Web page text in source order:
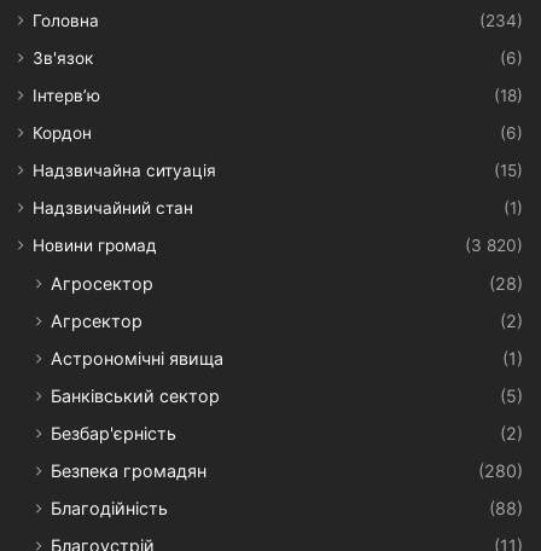
Головна
(234)
Зв'язок
(6)
Інтерв’ю
(18)
Кордон
(6)
Надзвичайна ситуація
(15)
Надзвичайний стан
(1)
Новини громад
(3 820)
Агросектор
(28)
Агрсектор
(2)
Астрономічні явища
(1)
Банківський сектор
(5)
Безбар'єрність
(2)
Безпека громадян
(280)
Благодійність
(88)
Благоустрій
(11)